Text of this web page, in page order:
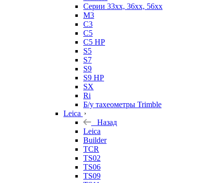
Серии 33xx, 36xx, 56xx
M3
C3
C5
C5 HP
S5
S7
S9
S9 HP
SX
Ri
Б/у тахеометры Trimble
Leica
Назад
Leica
Builder
TCR
TS02
TS06
TS09